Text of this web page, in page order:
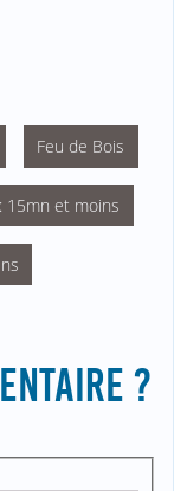
Feu de Bois
15mn et moins
?